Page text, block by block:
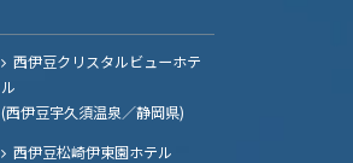
西伊豆クリスタルビューホテ
ル
(西伊豆宇久須温泉／静岡県)
西伊豆松崎伊東園ホテル